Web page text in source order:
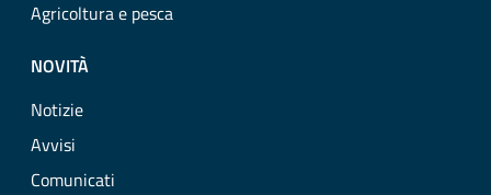
Agricoltura e pesca
NOVITÀ
Notizie
Avvisi
Comunicati